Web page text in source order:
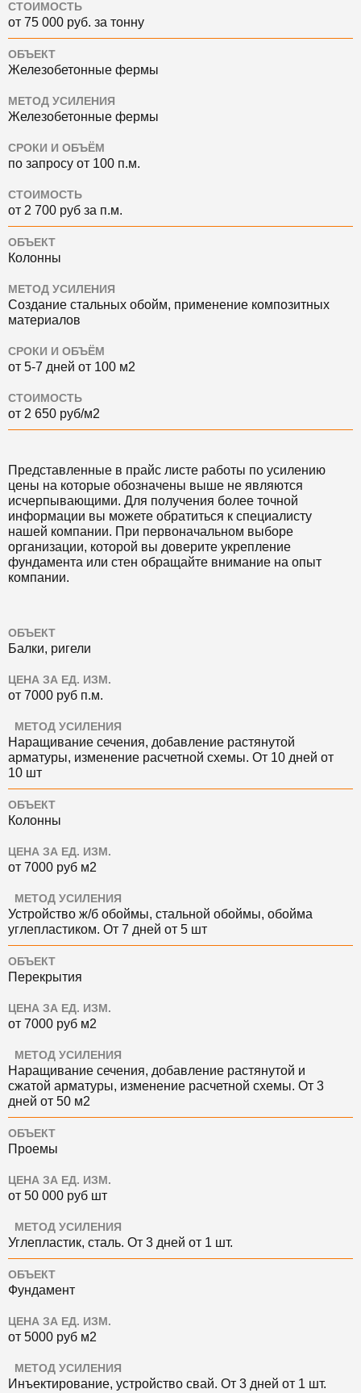
СТОИМОСТЬ
от 75 000 руб. за тонну
ОБЪЕКТ
Железобетонные фермы
МЕТОД УСИЛЕНИЯ
Железобетонные фермы
СРОКИ И ОБЪЁМ
по запросу от 100 п.м.
СТОИМОСТЬ
от 2 700 руб за п.м.
ОБЪЕКТ
Колонны
МЕТОД УСИЛЕНИЯ
Создание стальных обойм, применение композитных
материалов
СРОКИ И ОБЪЁМ
от 5-7 дней от 100 м2
СТОИМОСТЬ
от 2 650 руб/м2
Представленные в прайс листе работы по усилению
цены на которые обозначены выше не являются
исчерпывающими. Для получения более точной
информации вы можете обратиться к специалисту
нашей компании. При первоначальном выборе
организации, которой вы доверите укрепление
фундамента или стен обращайте внимание на опыт
компании.
ОБЪЕКТ
Балки, ригели
ЦЕНА ЗА ЕД. ИЗМ.
от 7000 руб п.м.
МЕТОД УСИЛЕНИЯ
Наращивание сечения, добавление растянутой
арматуры, изменение расчетной схемы. От 10 дней от
10 шт
ОБЪЕКТ
Колонны
ЦЕНА ЗА ЕД. ИЗМ.
от 7000 руб м2
МЕТОД УСИЛЕНИЯ
Устройство ж/б обоймы, стальной обоймы, обойма
углепластиком. От 7 дней от 5 шт
ОБЪЕКТ
Перекрытия
ЦЕНА ЗА ЕД. ИЗМ.
от 7000 руб м2
МЕТОД УСИЛЕНИЯ
Наращивание сечения, добавление растянутой и
сжатой арматуры, изменение расчетной схемы. От 3
дней от 50 м2
ОБЪЕКТ
Проемы
ЦЕНА ЗА ЕД. ИЗМ.
от 50 000 руб шт
МЕТОД УСИЛЕНИЯ
Углепластик, сталь. От 3 дней от 1 шт.
ОБЪЕКТ
Фундамент
ЦЕНА ЗА ЕД. ИЗМ.
от 5000 руб м2
МЕТОД УСИЛЕНИЯ
Инъектирование, устройство свай. От 3 дней от 1 шт.